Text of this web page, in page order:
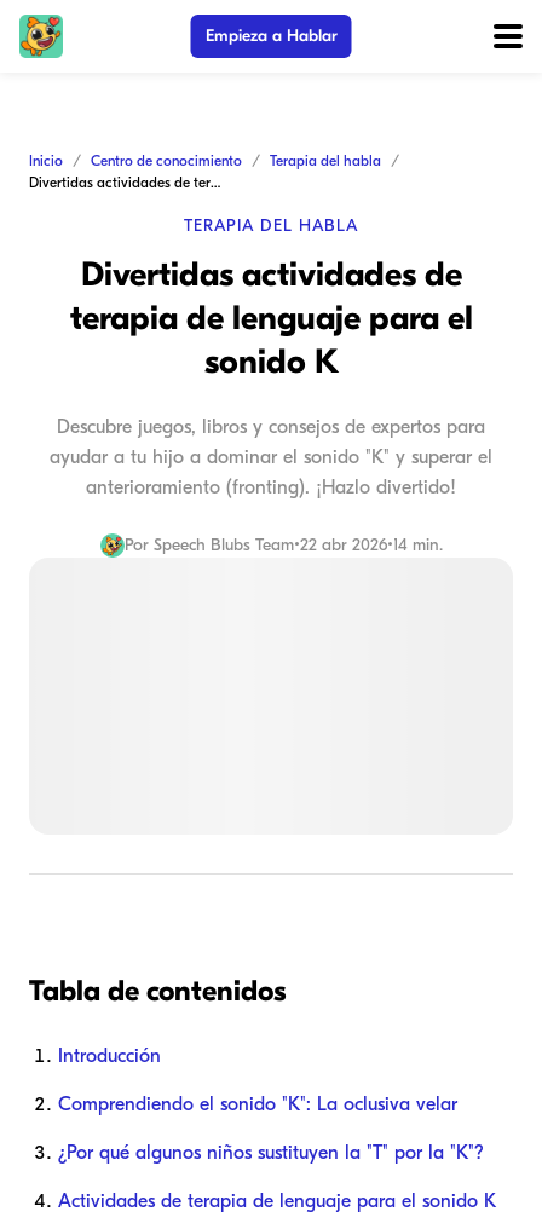
Empieza a Hablar
Inicio Centro de conocimiento
Terapia del habla
Divertidas actividades de terapia de lenguaje para el sonido K
TERAPIA DEL HABLA
Divertidas actividades de
terapia de lenguaje para el
sonido K
Descubre juegos, libros y consejos de expertos para
ayudar a tu hijo a dominar el sonido "K" y superar el
anterioramiento (fronting). ¡Hazlo divertido!
Por Speech Blubs Team•22 abr 2026•14 min.
Tabla de contenidos
Introducción
Comprendiendo el sonido "K": La oclusiva velar
¿Por qué algunos niños sustituyen la "T" por la "K"?
Actividades de terapia de lenguaje para el sonido K